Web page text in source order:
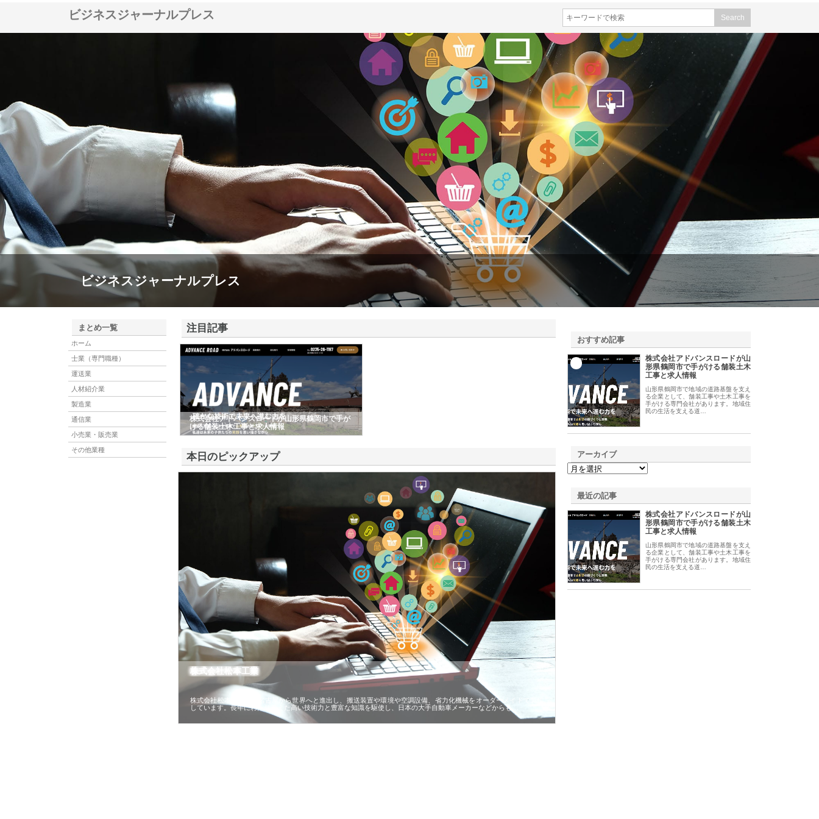
ビジネスジャーナルプレス
ビジネスジャーナルプレス
まとめ一覧
ホーム
士業（専門職種）
運送業
人材紹介業
製造業
通信業
小売業・販売業
その他業種
注目記事
株式会社アドバンスロードが山形県鶴岡市で手が
ける舗装土木工事と求人情報
本日のピックアップ
株式会社松本工業
株式会社松本工業は、名古屋から世界へと進出し、搬送装置や環境や空調設備、省力化機械をオーダーメイドで製作
しています。長年にわたり蓄えた高い技術力と豊富な知識を駆使し、日本の大手自動車メーカーなどからも…
おすすめ記事
株式会社アドバンスロードが山
形県鶴岡市で手がける舗装土木
工事と求人情報
山形県鶴岡市で地域の道路基盤を支え
る企業として、舗装工事や土木工事を
手がける専門会社があります。地域住
民の生活を支える道…
アーカイブ
最近の記事
株式会社アドバンスロードが山
形県鶴岡市で手がける舗装土木
工事と求人情報
山形県鶴岡市で地域の道路基盤を支え
る企業として、舗装工事や土木工事を
手がける専門会社があります。地域住
民の生活を支える道…